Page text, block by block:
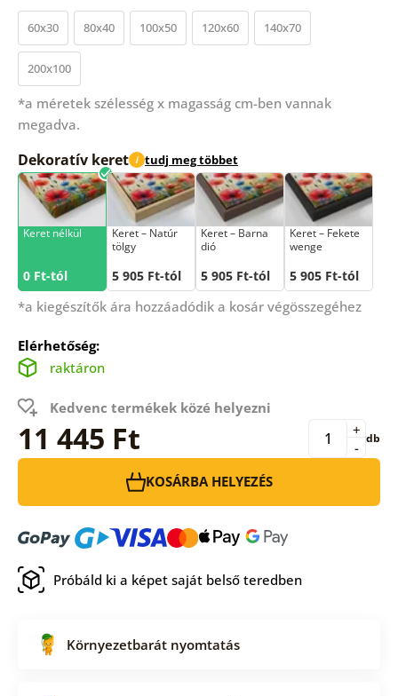
60x30 80x40 100x50 120x60 140x70
200x100
*a méretek szélesség x magasság cm-ben vannak
megadva.
Dekoratív keret i tudj meg többet
Keret nélkül
0 Ft-tól
Keret – Natúr
tölgy
5 905 Ft-tól
Keret – Barna
dió
5 905 Ft-tól
Keret – Fekete
wenge
5 905 Ft-tól
*a kiegészítők ára hozzáadódik a kosár végösszegéhez
Elérhetőség:
raktáron
Kedvenc termékek közé helyezni
11 445 Ft -
+ db
KOSÁRBA HELYEZÉS
Próbáld ki a képet saját belső teredben
Környezetbarát nyomtatás